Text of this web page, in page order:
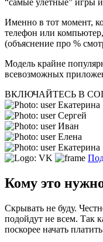
“самые улетные” игры
Именно в тот момент,
телефон или
(объяснение про %
Модель крайне
всевозможных
ВКЛЮЧАЙТЕСЬ В
Екатерина
Сергей
Иван
Елена
Екатерина
Кому это
Скрывать не буду.
подойдут не всем. Так
поскорее начать